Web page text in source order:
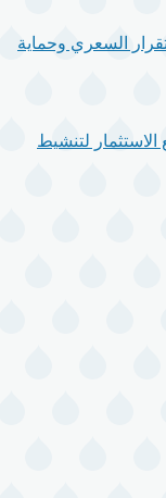
السعري وحماية
لتنشيط